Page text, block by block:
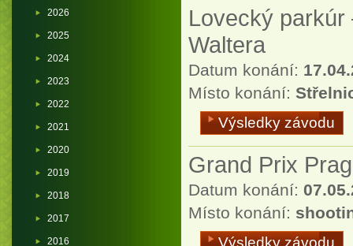
Lovecký parkúr
Waltera
Datum konání:
Místo konání:
Výsledky závodu
Grand Prix
Datum konání:
Místo konání:
Výsledky závodu
2026
2025
2024
2023
2022
2021
2020
2019
2018
2017
2016